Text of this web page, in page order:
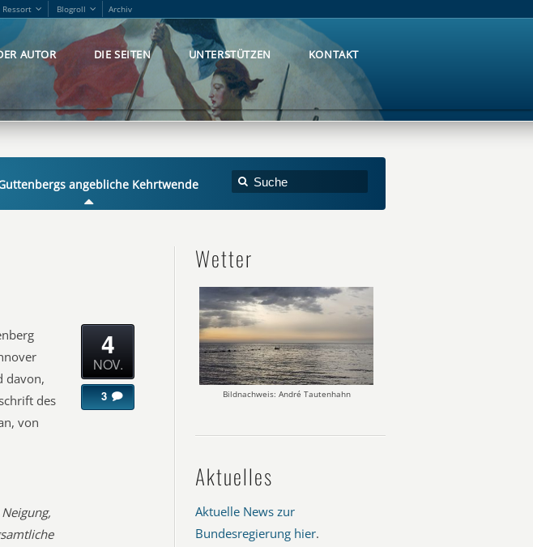
Ressort Blogroll Archiv
AUTOR DIE SEITEN UNTERSTÜTZEN KONTAKT
angebliche Kehrtwende
davon,
des
von
4
NOV.
3
Wetter
Bildnachweis: André Tautenhahn
Aktuelles
Aktuelle News zur
Bundesregierung hier.
Ressort Blogroll Archiv
AUTOR DIE SEITEN UNTERSTÜTZEN KONTAKT